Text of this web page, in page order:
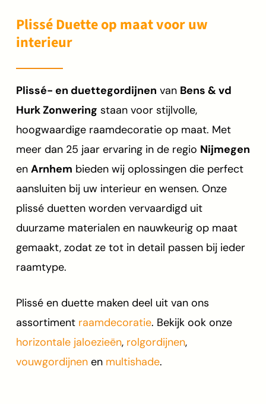
Plissé Duette op maat voor uw
interieur
Plissé- en duettegordijnen van Bens & vd
Hurk Zonwering staan voor stijlvolle,
hoogwaardige raamdecoratie op maat. Met
meer dan 25 jaar ervaring in de regio Nijmegen
en Arnhem bieden wij oplossingen die perfect
aansluiten bij uw interieur en wensen. Onze
plissé duetten worden vervaardigd uit
duurzame materialen en nauwkeurig op maat
gemaakt, zodat ze tot in detail passen bij ieder
raamtype.
Plissé en duette maken deel uit van ons
assortiment raamdecoratie. Bekijk ook onze
horizontale jaloezieën, rolgordijnen,
vouwgordijnenen multishade.